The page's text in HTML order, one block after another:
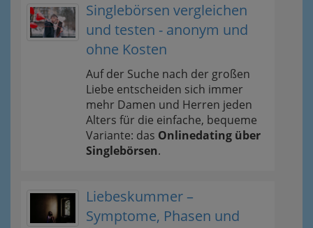
Singlebörsen vergleichen
und testen - anonym und
ohne Kosten
Auf der Suche nach der großen
Liebe entscheiden sich immer
mehr Damen und Herren jeden
Alters für die einfache, bequeme
Variante: das Onlinedating über
Singlebörsen.
Liebeskummer –
Symptome, Phasen und